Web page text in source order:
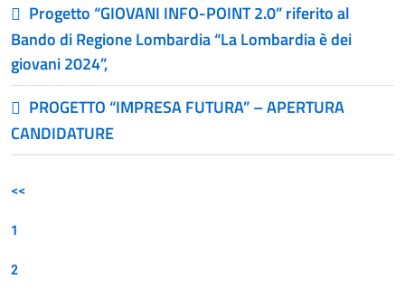
Progetto “GIOVANI INFO-POINT 2.0” riferito al
Bando di Regione Lombardia “La Lombardia è dei
giovani 2024”,
PROGETTO “IMPRESA FUTURA” – APERTURA
CANDIDATURE
<<
1
2